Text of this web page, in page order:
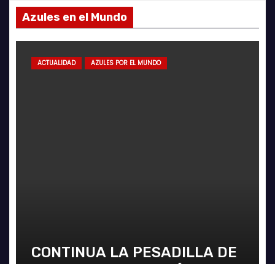
Azules en el Mundo
ACTUALIDAD AZULES POR EL MUNDO
CONTINUA LA PESADILLA DE